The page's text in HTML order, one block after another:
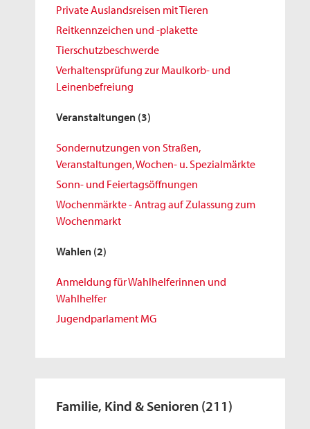
Private Auslandsreisen mit Tieren
Reitkennzeichen und -plakette
Tierschutzbeschwerde
Verhaltensprüfung zur Maulkorb- und
Leinenbefreiung
Veranstaltungen (3)
Sondernutzungen von Straßen,
Veranstaltungen, Wochen- u. Spezialmärkte
Sonn- und Feiertagsöffnungen
Wochenmärkte - Antrag auf Zulassung zum
Wochenmarkt
Wahlen (2)
Anmeldung für Wahlhelferinnen und
Wahlhelfer
Jugendparlament MG
Familie, Kind & Senioren (211)